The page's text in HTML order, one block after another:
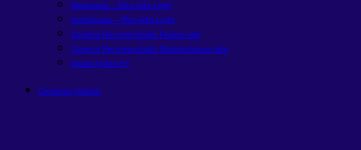
Moderada – Rico Alfa Light
Sofisticada – Rico Alfa Light
Carteira Recomendada FIIsem alta
Carteira Recomendada Dividendosem alta
Smart Ações 5+
Carteiras globais